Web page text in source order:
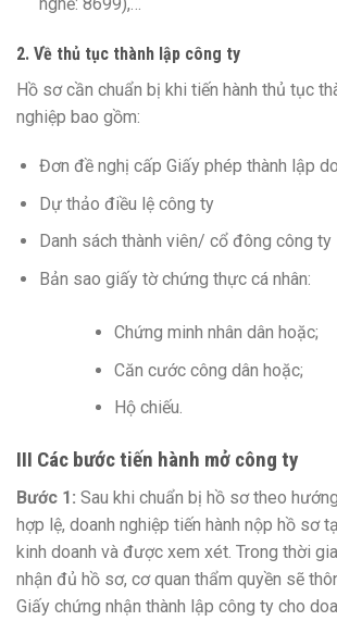
2. Về thủ tục thành lập công ty
Hồ sơ cần chuẩn bị khi tiến hành thủ tục
nghiệp bao gồm:
Đơn đề nghị cấp Giấy phép thành lập
Dự thảo điều lệ công ty
Danh sách thành viên/ cổ đông công ty
Bản sao giấy tờ chứng thực cá nhân:
Chứng minh nhân dân hoặc;
Căn cước công dân hoặc;
Hộ chiếu.
III Các bước tiến hành mở công ty
Bước 1: Sau khi chuẩn bị hồ sơ theo
hợp lệ, doanh nghiệp tiến hành nộp hồ sơ
kinh doanh và được xem xét. Trong thời
nhận đủ hồ sơ, cơ quan thẩm quyền sẽ
Giấy chứng nhận thành lập công ty cho